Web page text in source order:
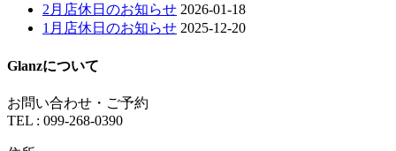
2月店休日のお知らせ 2026-01-18
1月店休日のお知らせ 2025-12-20
Glanzについて
お問い合わせ・ご予約
TEL : 099-268-0390